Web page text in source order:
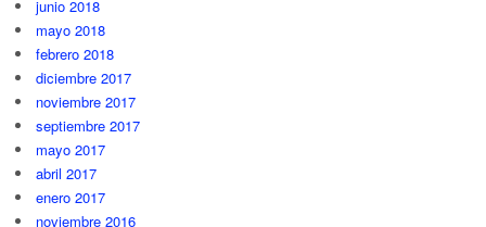
junio 2018
mayo 2018
febrero 2018
diciembre 2017
noviembre 2017
septiembre 2017
mayo 2017
abril 2017
enero 2017
noviembre 2016